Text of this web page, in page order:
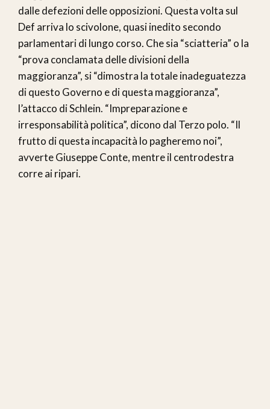
dalle defezioni delle opposizioni. Questa volta sul
Def arriva lo scivolone, quasi inedito secondo
parlamentari di lungo corso. Che sia “sciatteria” o la
“prova conclamata delle divisioni della
maggioranza”, si “dimostra la totale inadeguatezza
di questo Governo e di questa maggioranza”,
l’attacco di Schlein. “Impreparazione e
irresponsabilità politica”, dicono dal Terzo polo. “Il
frutto di questa incapacità lo pagheremo noi”,
avverte Giuseppe Conte, mentre il centrodestra
corre ai ripari.